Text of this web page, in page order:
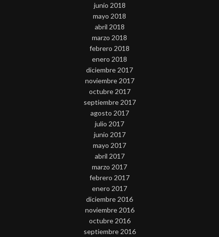
junio 2018
mayo 2018
abril 2018
marzo 2018
febrero 2018
enero 2018
diciembre 2017
noviembre 2017
octubre 2017
septiembre 2017
agosto 2017
julio 2017
junio 2017
mayo 2017
abril 2017
marzo 2017
febrero 2017
enero 2017
diciembre 2016
noviembre 2016
octubre 2016
septiembre 2016